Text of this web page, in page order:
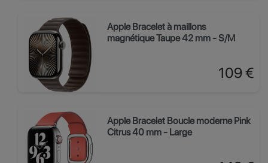
Apple Bracelet à maillons
magnétique Taupe 42 mm - S/M
Prix
109 €
Apple Bracelet Boucle moderne Pink
Citrus 40 mm - Large